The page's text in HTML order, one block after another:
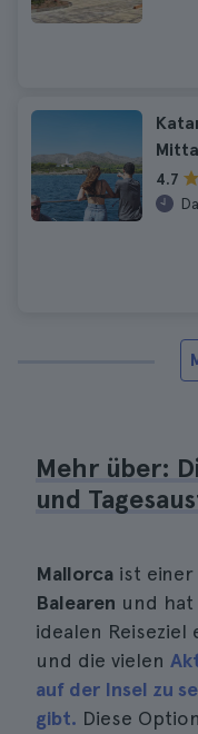
4.7
Mehr über:
und
Mallorca ist
Balearen und
idealen
und die vielen
auf der Insel zu
gibt. Diese